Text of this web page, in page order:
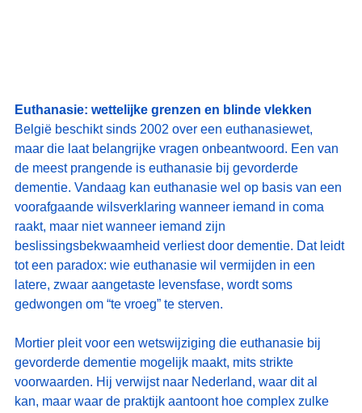
Euthanasie: wettelijke grenzen en blinde vlekken
België beschikt sinds 2002 over een euthanasiewet,
maar die laat belangrijke vragen onbeantwoord. Een van
de meest prangende is euthanasie bij gevorderde
dementie. Vandaag kan euthanasie wel op basis van een
voorafgaande wilsverklaring wanneer iemand in coma
raakt, maar niet wanneer iemand zijn
beslissingsbekwaamheid verliest door dementie. Dat leidt
tot een paradox: wie euthanasie wil vermijden in een
latere, zwaar aangetaste levensfase, wordt soms
gedwongen om “te vroeg” te sterven.
Mortier pleit voor een wetswijziging die euthanasie bij
gevorderde dementie mogelijk maakt, mits strikte
voorwaarden. Hij verwijst naar Nederland, waar dit al
kan, maar waar de praktijk aantoont hoe complex zulke